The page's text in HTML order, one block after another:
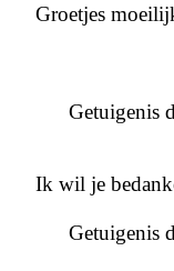
Groetjes
Getuigenis
Ik wil je
Getuigenis